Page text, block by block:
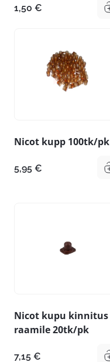
1,50 €
Nicot kupp 100tk/pk
5,95 €
Nicot kupu kinnitus
raamile 20tk/pk
7,15 €